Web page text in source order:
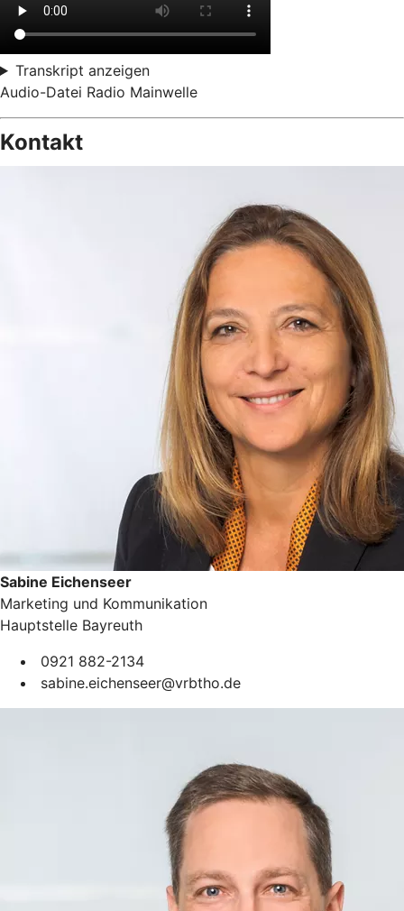
Transkript anzeigen
Audio-Datei Radio Mainwelle
Kontakt
Sabine Eichenseer
Marketing und Kommunikation
Hauptstelle Bayreuth
0921 882-2134
sabine.eichenseer@vrbtho.de